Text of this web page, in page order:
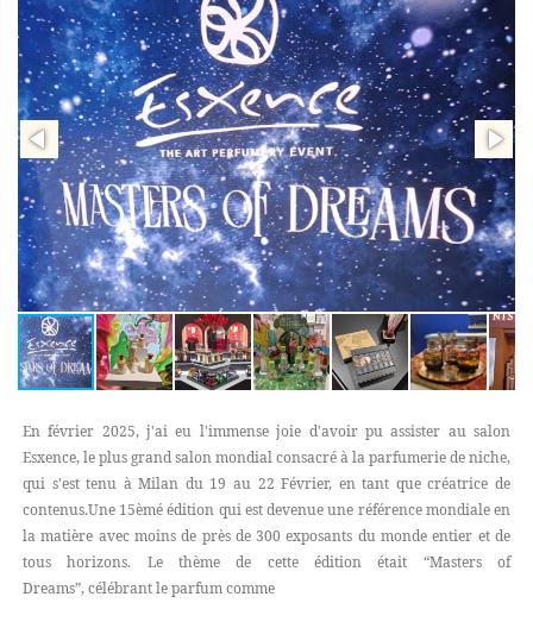
En février 2025, j'ai eu l'immense joie d'avoir pu assister au salon
Esxence, le plus grand salon mondial consacré à la parfumerie de niche,
qui s'est tenu à Milan du 19 au 22 Février, en tant que créatrice de
contenus.Une 15èmé édition qui est devenue une référence mondiale en
la matière avec moins de près de 300 exposants du monde entier et de
tous horizons. Le thème de cette édition était “Masters of
Dreams”, célébrant le parfum comme